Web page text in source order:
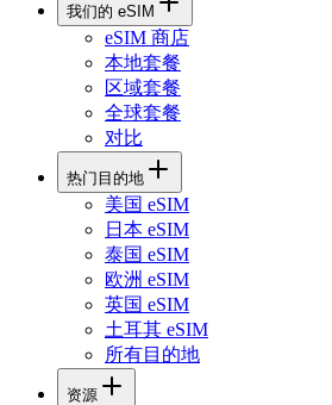
我们的 eSIM
eSIM 商店
本地套餐
区域套餐
全球套餐
对比
热门目的地
美国 eSIM
日本 eSIM
泰国 eSIM
欧洲 eSIM
英国 eSIM
土耳其 eSIM
所有目的地
资源